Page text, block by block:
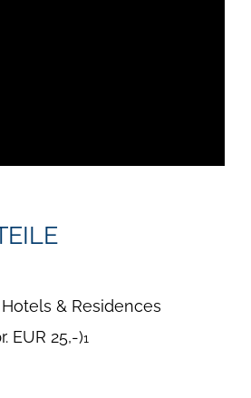
& Residences
EUR 25,-)1